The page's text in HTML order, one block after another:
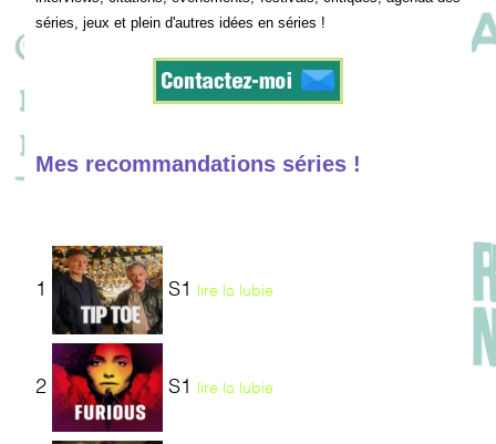
séries, jeux et plein d'autres idées en séries !
Mes recommandations séries !
1 S1 lire la lubie
2 S1 lire la lubie